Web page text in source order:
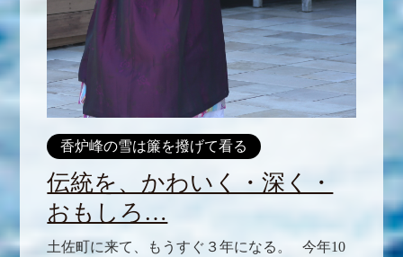
香炉峰の雪は簾を撥げて看る
伝統を、かわいく・深く・
おもしろ…
土佐町に来て、もうすぐ３年になる。 今年10